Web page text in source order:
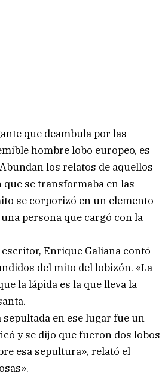
que deambula por las
hombre lobo europeo, es
los relatos de aquellos
se transformaba en las
se corporizó en un elemento
persona que cargó con la
Enrique Galiana contó
del mito del lobizón. «La
la lápida es la que lleva la
sepultada en ese lugar fue un
y se dijo que fueron dos lobos
esa sepultura», relató el